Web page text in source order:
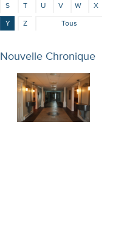
S
T U V W
X
Y
Z Tous
Nouvelle Chronique